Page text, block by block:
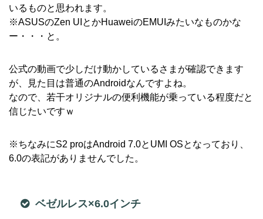
いるものと思われます。
※ASUSのZen UIとかHuaweiのEMUIみたいなものかな
ー・・・と。
公式の動画で少しだけ動かしているさまが確認できます
が、見た目は普通のAndroidなんですよね。
なので、若干オリジナルの便利機能が乗っている程度だと
信じたいですｗ
※ちなみにS2 proはAndroid 7.0とUMI OSとなっており、
6.0の表記がありませんでした。
ベゼルレス×6.0インチ